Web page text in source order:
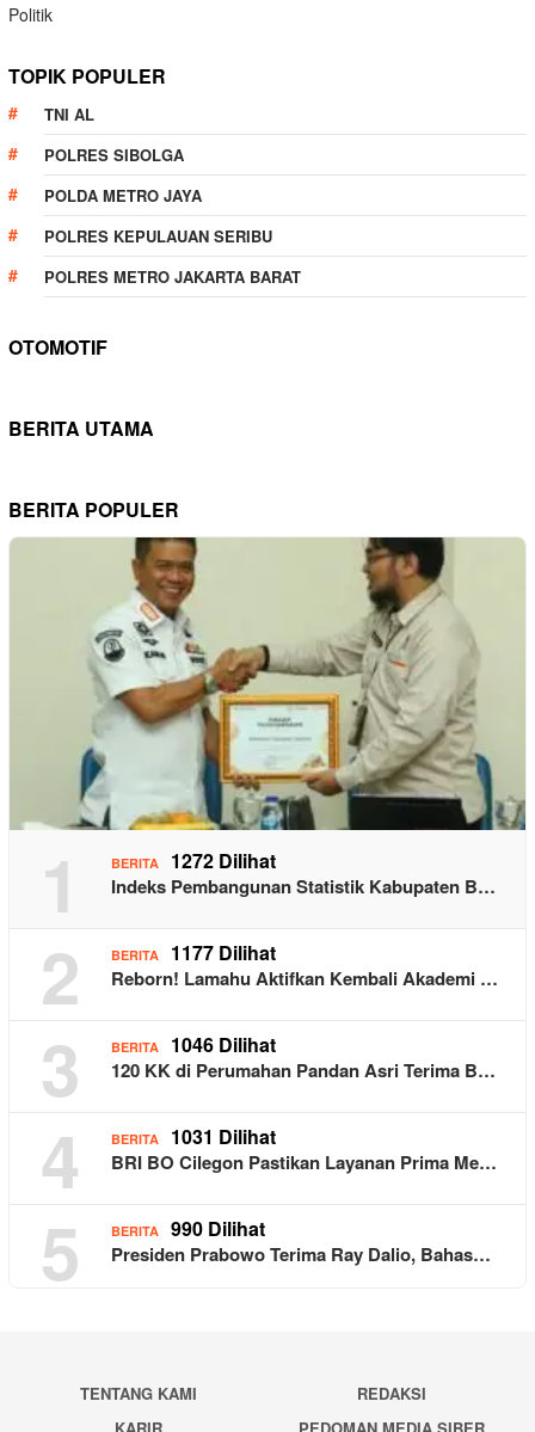
Politik
TOPIK POPULER
TNI AL
POLRES SIBOLGA
POLDA METRO JAYA
POLRES KEPULAUAN SERIBU
POLRES METRO JAKARTA BARAT
OTOMOTIF
BERITA UTAMA
BERITA POPULER
1 BERITA 1272 Dilihat
Indeks Pembangunan Statistik Kabupaten B…
2 BERITA 1177 Dilihat
Reborn! Lamahu Aktifkan Kembali Akademi …
3 BERITA 1046 Dilihat
120 KK di Perumahan Pandan Asri Terima B…
4 BERITA 1031 Dilihat
BRI BO Cilegon Pastikan Layanan Prima Me…
5 BERITA 990 Dilihat
Presiden Prabowo Terima Ray Dalio, Bahas…
TENTANG KAMI
REDAKSI